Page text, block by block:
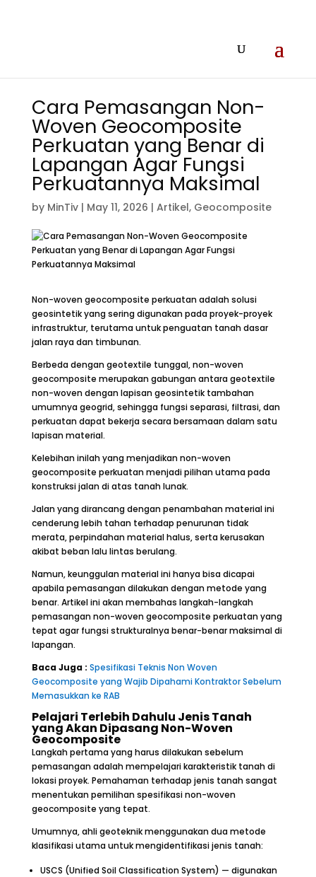
Cara Pemasangan Non-
Woven Geocomposite
Perkuatan yang Benar di
Lapangan Agar Fungsi
Perkuatannya Maksimal
by MinTiv| May 11, 2026 | Artikel, Geocomposite
Non-woven geocomposite perkuatan adalah solusi
geosintetik yang sering digunakan pada proyek-proyek
infrastruktur, terutama untuk penguatan tanah dasar
jalan raya dan timbunan.
Berbeda dengan geotextile tunggal, non-woven
geocomposite merupakan gabungan antara geotextile
non-woven dengan lapisan geosintetik tambahan
umumnya geogrid, sehingga fungsi separasi, filtrasi, dan
perkuatan dapat bekerja secara bersamaan dalam satu
lapisan material.
Kelebihan inilah yang menjadikan non-woven
geocomposite perkuatan menjadi pilihan utama pada
konstruksi jalan di atas tanah lunak.
Jalan yang dirancang dengan penambahan material ini
cenderung lebih tahan terhadap penurunan tidak
merata, perpindahan material halus, serta kerusakan
akibat beban lalu lintas berulang.
Namun, keunggulan material ini hanya bisa dicapai
apabila pemasangan dilakukan dengan metode yang
benar. Artikel ini akan membahas langkah-langkah
pemasangan non-woven geocomposite perkuatan yang
tepat agar fungsi strukturalnya benar-benar maksimal di
lapangan.
Baca Juga : Spesifikasi Teknis Non Woven
Geocomposite yang Wajib Dipahami Kontraktor Sebelum
Memasukkan ke RAB
Pelajari Terlebih Dahulu Jenis Tanah
yang Akan Dipasang Non-Woven
Geocomposite
Langkah pertama yang harus dilakukan sebelum
pemasangan adalah mempelajari karakteristik tanah di
lokasi proyek. Pemahaman terhadap jenis tanah sangat
menentukan pemilihan spesifikasi non-woven
geocomposite yang tepat.
Umumnya, ahli geoteknik menggunakan dua metode
klasifikasi utama untuk mengidentifikasi jenis tanah:
USCS (Unified Soil Classification System) — digunakan